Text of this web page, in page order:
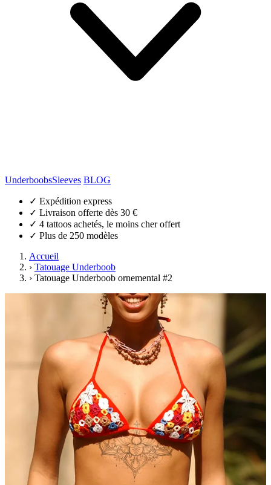
UnderboobsSleeves BLOG
✓ Expédition express
✓ Livraison offerte dès 30 €
✓ 4 tattoos achetés, le moins cher offert
✓ Plus de 250 modèles
Accueil
› Tatouage Underboob
› Tatouage Underboob ornemental #2